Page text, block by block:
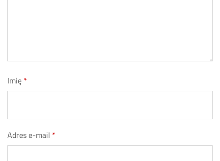
Imię*
Adres e-mail *